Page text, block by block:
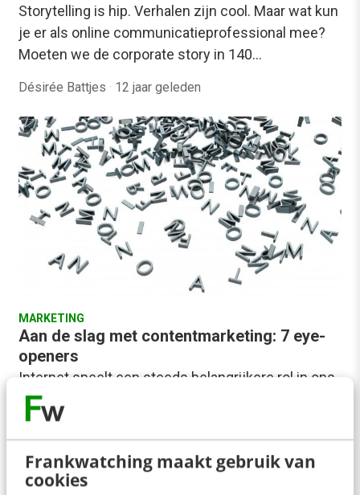
Frankwatching maakt gebruik van
cookies
Storytelling is hip. Verhalen zijn cool. Maar wat kun
je er als online communicatieprofessional mee?
Moeten we de corporate story in 140…
Désirée Battjes · 12 jaar geleden
MARKETING
Aan de slag met contentmarketing: 7 eye-
openers
Internet speelt een steeds belangrijkere rol in ons
leven. Hiermee zetten we de traditionele
marketingkanalen, zoals radio, televisie en
tijdschriften, buiten spel. Alleen…
Gastauteur· 12 jaar geleden